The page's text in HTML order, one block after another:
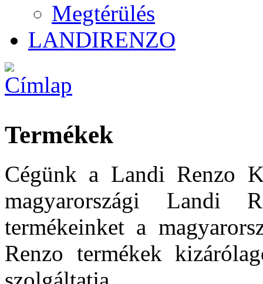
Megtérülés
LANDIRENZO
Termékek
Cégünk a Landi Renzo
magyarországi Landi
termékeinket a
Renzo termékek